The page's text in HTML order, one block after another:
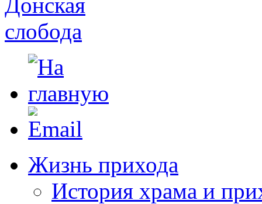
Жизнь прихода
История храма и